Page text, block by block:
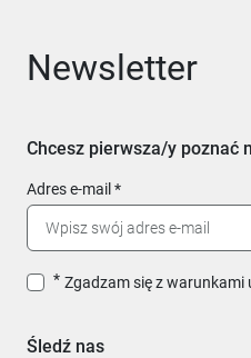
Newsletter
Chcesz pierwsza/y poznać
Adres e-mail
Zgadzam się z warunkami
Śledź nas